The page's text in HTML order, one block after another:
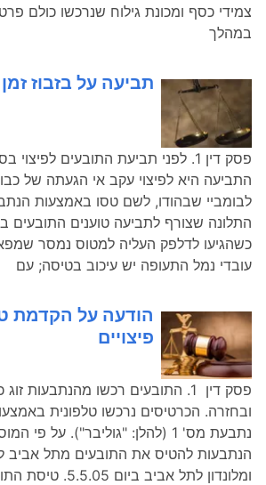
צמידי כסף ומכונת גילוח שנרכשו כולם
במהלך
תביעה על בזבוז
התביעה היא לפיצוי עקב אי הגעתה של
התלונה שצורף לתביעה טוענים התובעים
כשהגיעו לדלפק העליה למטוס נמסר
עובדי נמל התעופה יש עיכוב בטיסה; עם
הודעה על הקדמת
פיצויים
פסק דין 1. התובעים רכשו מהנתבעות
ובחזרה. הכרטיסים נרכשו טלפונית
נתבעת מס' 1 (להלן: "גוליבר"). על פי
ומלונדון לתל אביב